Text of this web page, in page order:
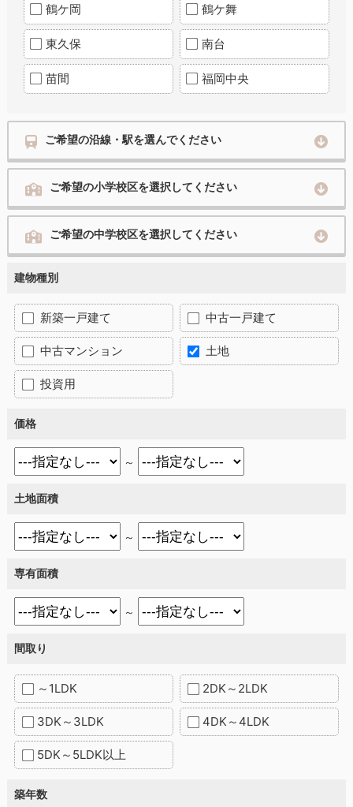
鶴ケ岡 鶴ケ舞
東久保 南台
苗間 福岡中央
ご希望の沿線・駅を選んでください
ご希望の小学校区を選択してください
ご希望の中学校区を選択してください
建物種別
新築一戸建て 中古一戸建て
中古マンション 土地
投資用
価格
～
土地面積
～
専有面積
～
間取り
～1LDK 2DK～2LDK
3DK～3LDK 4DK～4LDK
5DK～5LDK以上
築年数